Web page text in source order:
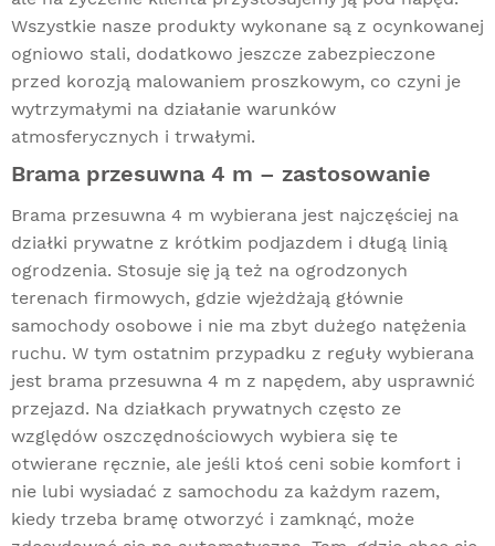
Wszystkie nasze produkty wykonane są z ocynkowanej
ogniowo stali, dodatkowo jeszcze zabezpieczone
przed korozją malowaniem proszkowym, co czyni je
wytrzymałymi na działanie warunków
atmosferycznych i trwałymi.
Brama przesuwna 4 m – zastosowanie
Brama przesuwna 4 m wybierana jest najczęściej na
działki prywatne z krótkim podjazdem i długą linią
ogrodzenia. Stosuje się ją też na ogrodzonych
terenach firmowych, gdzie wjeżdżają głównie
samochody osobowe i nie ma zbyt dużego natężenia
ruchu. W tym ostatnim przypadku z reguły wybierana
jest brama przesuwna 4 m z napędem, aby usprawnić
przejazd. Na działkach prywatnych często ze
względów oszczędnościowych wybiera się te
otwierane ręcznie, ale jeśli ktoś ceni sobie komfort i
nie lubi wysiadać z samochodu za każdym razem,
kiedy trzeba bramę otworzyć i zamknąć, może